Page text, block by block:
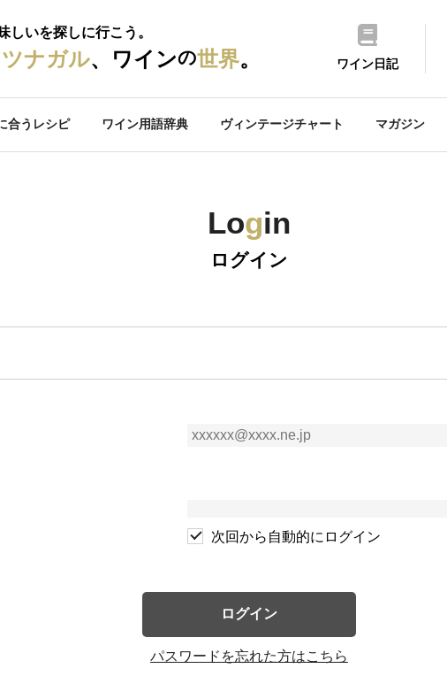
しいを探しに行こう。
ツナガル、ワインの世界。 ワイン日記
合うレシピ ワイン用語辞典 ヴィンテージチャート マガジン
Login
ログイン
次回から自動的にログイン
ログイン
パスワードを忘れた方はこちら